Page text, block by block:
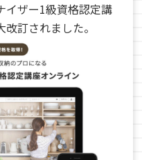
イザー1級資格認定講
訂されました。